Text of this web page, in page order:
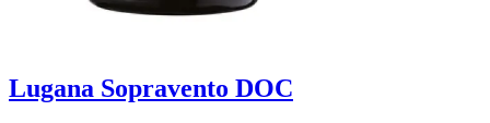
Lugana Sopravento DOC